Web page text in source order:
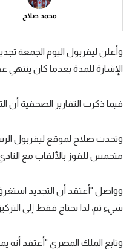
القسم الثاني
كرة السلة الأمريكية
كرة سلة
كرة يد
كرة طائرة
الوطن العربي
محمد صلاح
وأعلن ليفربول اليوم الجمعة
الإشارة للمدة بعدما كان ينتهي
فيما ذكرت التقارير الصحفية
وتحدث صلاح لموقع ليفربول
متحمس للفوز بالألقاب مع
وواصل "أعتقد أن التجديد
شيء تم، لذا نحتاج فقط إلى
وتابع الملك المصري "أعتقد